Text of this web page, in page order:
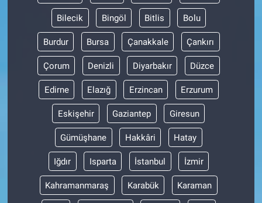
Bilecik Bingöl Bitlis Bolu
Burdur Bursa Çanakkale Çankırı
Çorum Denizli Diyarbakır Düzce
Edirne Elazığ Erzincan Erzurum
Eskişehir Gaziantep Giresun
Gümüşhane Hakkâri Hatay
Iğdır Isparta İstanbul İzmir
Kahramanmaraş Karabük Karaman